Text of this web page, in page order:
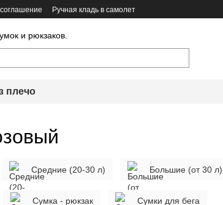
Ручная кладь в самолет
и рюкзаков.
плечо
Средние (20-30 л) Большие (от 30 л)
Сумка - рюкзак Сумки для бега